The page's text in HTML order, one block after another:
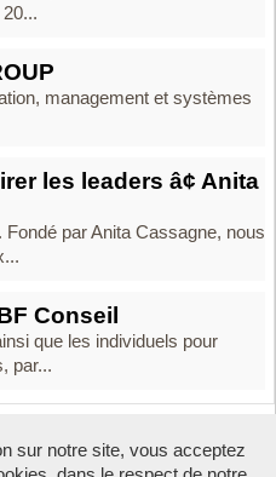
management et systèmes
les leaders â¢ Anita
par Anita Cassagne, nous
Conseil
que les individuels pour
par...
- © 2007 - 2026
sur notre site, vous acceptez